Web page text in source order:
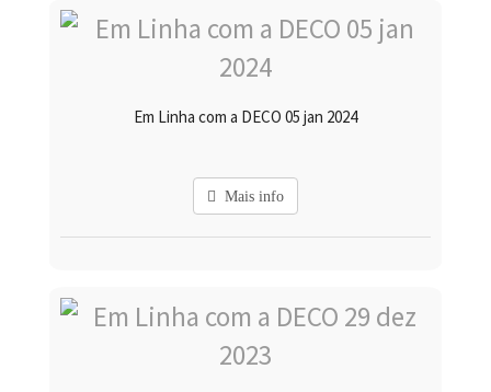
Em Linha com a DECO 05 jan 2024
Mais info